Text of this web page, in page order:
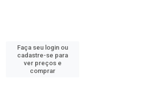
Faça seu login ou
cadastre-se para
ver preços e
comprar